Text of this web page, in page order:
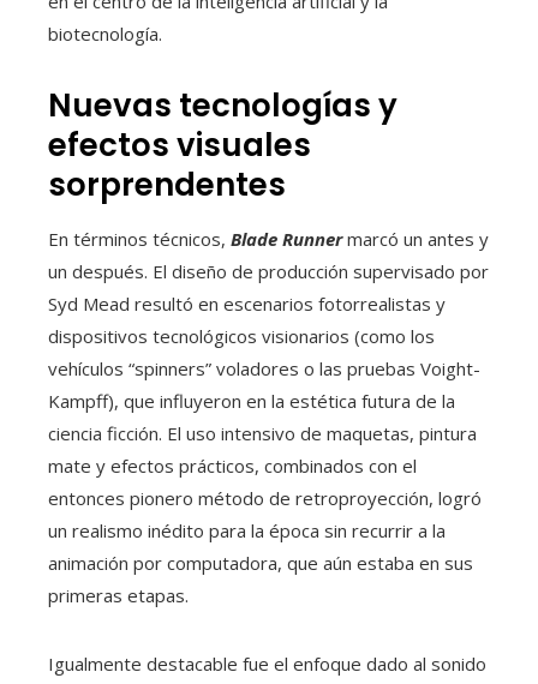
biotecnología.
Nuevas tecnologías y
efectos visuales
sorprendentes
En términos técnicos, Blade Runner marcó un antes y
un después. El diseño de producción supervisado por
Syd Mead resultó en escenarios fotorrealistas y
dispositivos tecnológicos visionarios (como los
vehículos “spinners” voladores o las pruebas Voight-
Kampff), que influyeron en la estética futura de la
ciencia ficción. El uso intensivo de maquetas, pintura
mate y efectos prácticos, combinados con el
entonces pionero método de retroproyección, logró
un realismo inédito para la época sin recurrir a la
animación por computadora, que aún estaba en sus
primeras etapas.
Igualmente destacable fue el enfoque dado al sonido